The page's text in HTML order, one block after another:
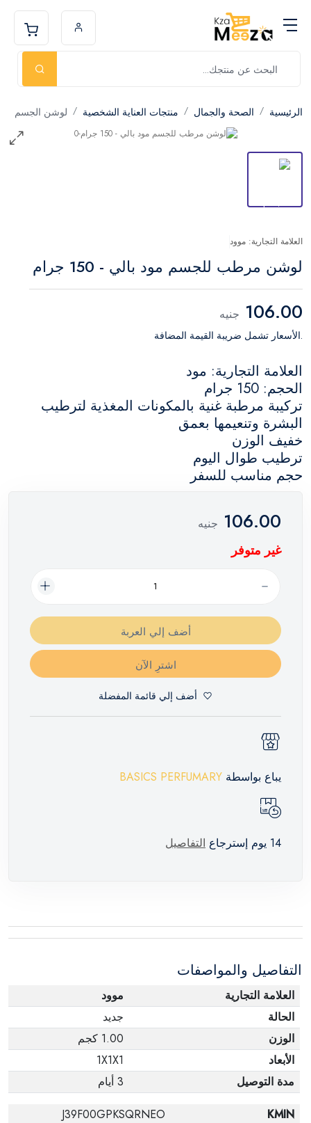
الرئيسية الصحة والجمال منتجات العناية الشخصية لوشن الجسم
العلامة التجارية: موود
لوشن مرطب للجسم مود بالي - 150 جرام
106.00 جنيه
.الأسعار تشمل ضريبة القيمة المضافة
العلامة التجارية: مود
الحجم: 150 جرام
تركيبة مرطبة غنية بالمكونات المغذية لترطيب
البشرة وتنعيمها بعمق
خفيف الوزن
ترطيب طوال اليوم
حجم مناسب للسفر
106.00 جنيه
غير متوفر
أضف إلي العربة
اشترِ الآن
أضف إلي قائمة المفضلة
يباع بواسطة BASICS PERFUMARY
14 يوم إسترجاع التفاصيل
التفاصيل والمواصفات
العلامة التجارية
موود
الحالة
جديد
الوزن
1.00 كجم
الأبعاد
1X1X1
مدة التوصيل
3 أيام
KMIN
J39F00GPKSQRNEO